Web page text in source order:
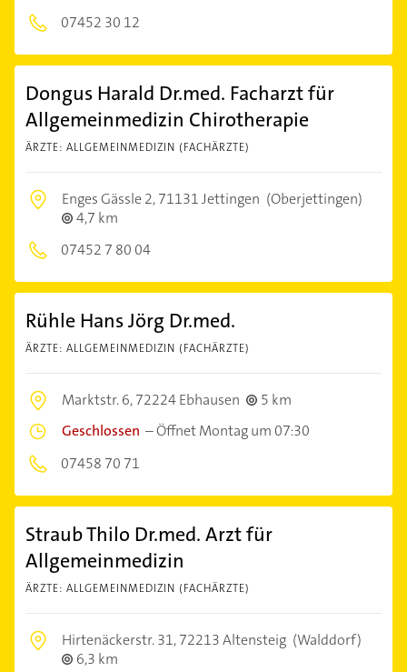
07452 30 12
Dongus Harald Dr.med. Facharzt für
Allgemeinmedizin Chirotherapie
ÄRZTE: ALLGEMEINMEDIZIN (FACHÄRZTE)
Enges Gässle 2,71131 Jettingen (Oberjettingen)
4,7 km
07452 7 80 04
Rühle Hans Jörg Dr.med.
ÄRZTE: ALLGEMEINMEDIZIN (FACHÄRZTE)
Marktstr. 6,72224 Ebhausen
5 km
Geschlossen –Öffnet Montag um 07:30
07458 70 71
Straub Thilo Dr.med. Arzt für
Allgemeinmedizin
ÄRZTE: ALLGEMEINMEDIZIN (FACHÄRZTE)
Hirtenäckerstr. 31,72213 Altensteig (Walddorf)
6,3 km